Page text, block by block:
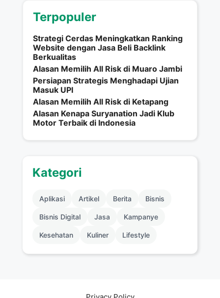
Terpopuler
Strategi Cerdas Meningkatkan Ranking
Website dengan Jasa Beli Backlink
Berkualitas
Alasan Memilih All Risk di Muaro Jambi
Persiapan Strategis Menghadapi Ujian
Masuk UPI
Alasan Memilih All Risk di Ketapang
Alasan Kenapa Suryanation Jadi Klub
Motor Terbaik di Indonesia
Kategori
Aplikasi Artikel Berita Bisnis
Bisnis Digital Jasa Kampanye
Kesehatan Kuliner Lifestyle